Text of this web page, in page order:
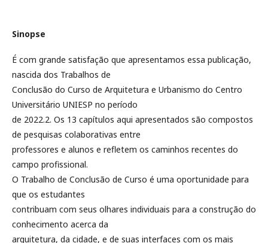
Sinopse
É com grande satisfação que apresentamos essa publicação,
nascida dos Trabalhos de
Conclusão do Curso de Arquitetura e Urbanismo do Centro
Universitário UNIESP no período
de 2022.2. Os 13 capítulos aqui apresentados são compostos
de pesquisas colaborativas entre
professores e alunos e refletem os caminhos recentes do
campo profissional.
O Trabalho de Conclusão de Curso é uma oportunidade para
que os estudantes
contribuam com seus olhares individuais para a construção do
conhecimento acerca da
arquitetura, da cidade, e de suas interfaces com os mais